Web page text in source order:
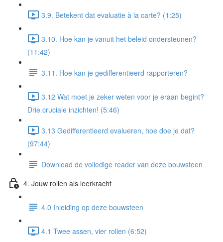
3.9. Betekent dat evaluatie à la carte? (1:25)
3.10. Hoe kan je vanuit het beleid ondersteunen?
(11:42)
3.11. Hoe kan je gedifferentieerd rapporteren?
3.12 Wat moet je zeker weten voor je eraan begint?
Drie cruciale inzichten! (5:46)
3.13 Gedifferentieerd evalueren, hoe doe je dat?
(97:44)
Download de volledige reader van deze bouwsteen
4. Jouw rollen als leerkracht
4.0 Inleiding op deze bouwsteen
4.1 Twee assen, vier rollen (6:52)